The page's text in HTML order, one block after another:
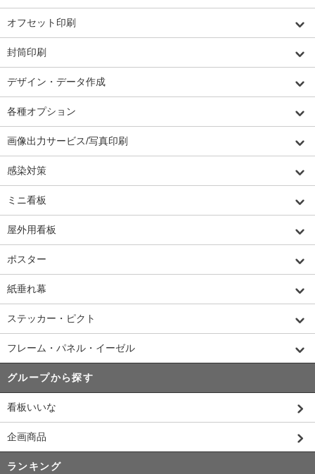
オフセット印刷
封筒印刷
デザイン・データ作成
各種オプション
画像出力サービス/写真印刷
感染対策
ミニ看板
屋外用看板
ポスター
紙垂れ幕
ステッカー・ピクト
フレーム・パネル・イーゼル
グループから探す
看板いいな
企画商品
ランキング